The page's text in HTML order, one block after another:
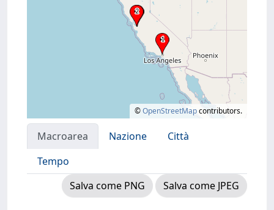
©OpenStreetMapcontributors.
Macroarea Nazione
Città
Tempo
Salva come PNG
Salva come JPEG